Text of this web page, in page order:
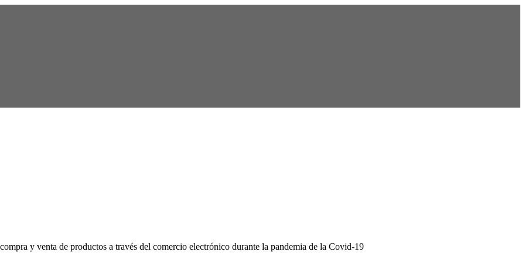
de temáticas relacionadas con las ciencias, las artes y la cultura.
y venta de productos a través del comercio electrónico durante la pandemia de la Covid-19